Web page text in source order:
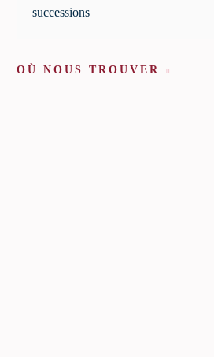
successions
OÙ NOUS TROUVER